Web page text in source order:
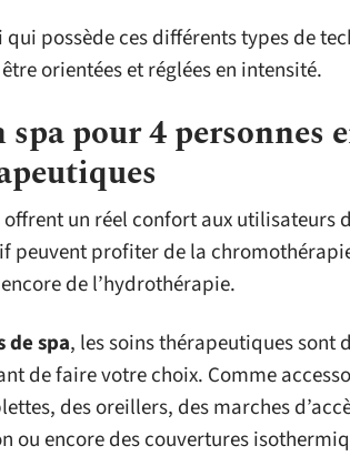
possède ces différents types de
orientées et réglées en intensité.
pour 4 personnes
un réel confort aux utilisateurs
peuvent profiter de la
de l’hydrothérapie.
de spa, les soins thérapeutiques sont
de faire votre choix. Comme
des oreillers, des marches
ou encore des couvertures